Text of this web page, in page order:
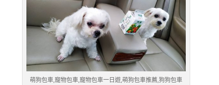
萌狗包車,寵物包車,寵物包車一日遊,萌狗包車推薦,狗狗包車